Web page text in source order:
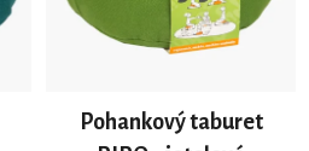
Pohankový taburet